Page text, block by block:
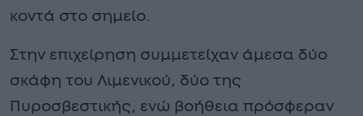
κοντά στο σημείο.
Στην επιχείρηση συμμετείχαν άμεσα δύο
σκάφη του Λιμενικού, δύο της
Πυροσβεστικής, ενώ βοήθεια πρόσφεραν